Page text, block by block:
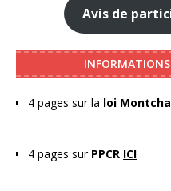
Avis de
4 pages sur la loi
4 pages sur PPCR ICI